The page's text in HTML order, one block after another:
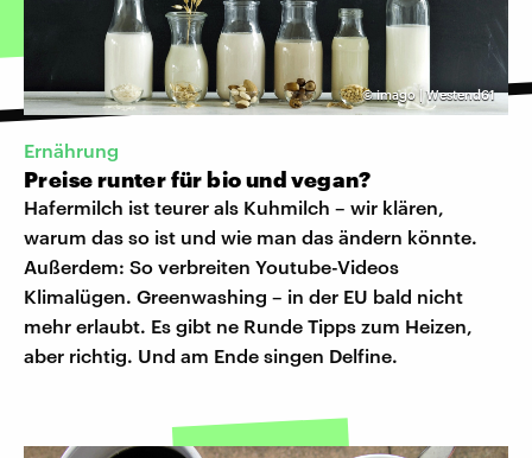
©imago | Westend61
Ernährung
Preise runter für bio und vegan?
Hafermilch ist teurer als Kuhmilch – wir klären,
warum das so ist und wie man das ändern könnte.
Außerdem: So verbreiten Youtube-Videos
Klimalügen. Greenwashing – in der EU bald nicht
mehr erlaubt. Es gibt ne Runde Tipps zum Heizen,
aber richtig. Und am Ende singen Delfine.